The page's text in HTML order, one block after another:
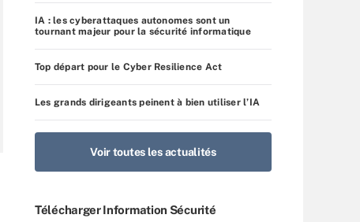
IA : les cyberattaques autonomes sont un
tournant majeur pour la sécurité informatique
Top départ pour le Cyber Resilience Act
Les grands dirigeants peinent à bien utiliser l’IA
Voir toutes les actualités
Télécharger Information Sécurité